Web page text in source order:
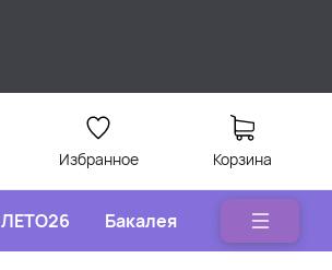
Избранное Корзина
ЛЕТО26 Бакалея